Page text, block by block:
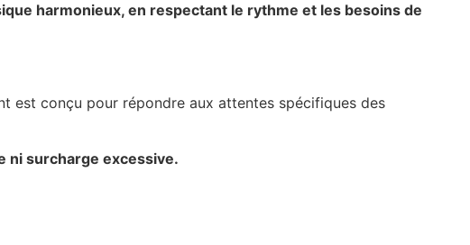
harmonieux, en respectant le rythme et les besoins de
est conçu pour répondre aux attentes spécifiques des
ni surcharge excessive.